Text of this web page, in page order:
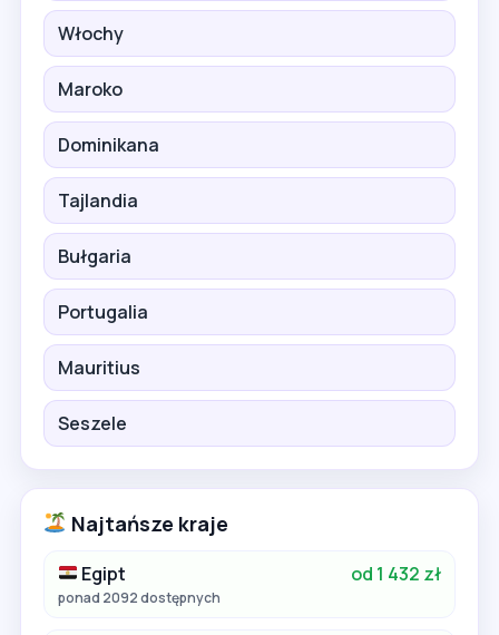
Włochy
Maroko
Dominikana
Tajlandia
Bułgaria
Portugalia
Mauritius
Seszele
Najtańsze kraje
Egipt od 1 432 zł
ponad 2092 dostępnych